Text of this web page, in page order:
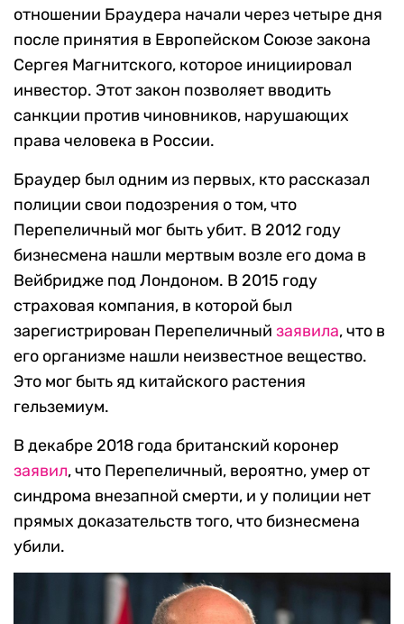
отношении Браудера начали через четыре дня
после принятия в Европейском Союзе закона
Сергея Магнитского, которое инициировал
инвестор. Этот закон позволяет вводить
санкции против чиновников, нарушающих
права человека в России.
Браудер был одним из первых, кто рассказал
полиции свои подозрения о том, что
Перепеличный мог быть убит. В 2012 году
бизнесмена нашли мертвым возле его дома в
Вейбридже под Лондоном. В 2015 году
страховая компания, в которой был
зарегистрирован Перепеличный заявила, что в
его организме нашли неизвестное вещество.
Это мог быть яд китайского растения
гельземиум.
В декабре 2018 года британский коронер
заявил, что Перепеличный, вероятно, умер от
синдрома внезапной смерти, и у полиции нет
прямых доказательств того, что бизнесмена
убили.